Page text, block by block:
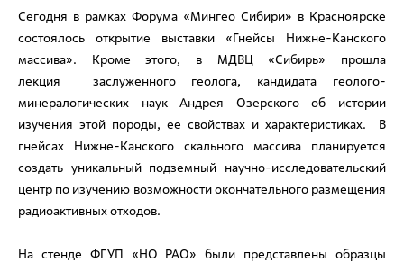
Сегодня в рамках Форума «Мингео Сибири» в Красноярске
состоялось открытие выставки «Гнейсы Нижне-Канского
массива». Кроме этого, в МДВЦ «Сибирь» прошла
лекция заслуженного геолога, кандидата геолого-
минералогических наук Андрея Озерского об истории
изучения этой породы, ее свойствах и характеристиках. В
гнейсах Нижне-Канского скального массива планируется
создать уникальный подземный научно-исследовательский
центр по изучению возможности окончательного размещения
радиоактивных отходов.
На стенде ФГУП «НО РАО» были представлены образцы